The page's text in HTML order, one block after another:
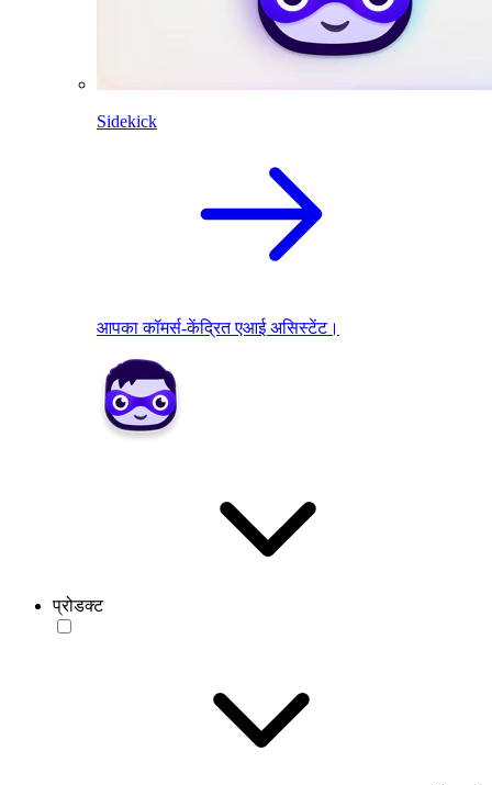
Sidekick
आपका कॉमर्स-केंद्रित एआई असिस्टेंट।
प्रोडक्ट